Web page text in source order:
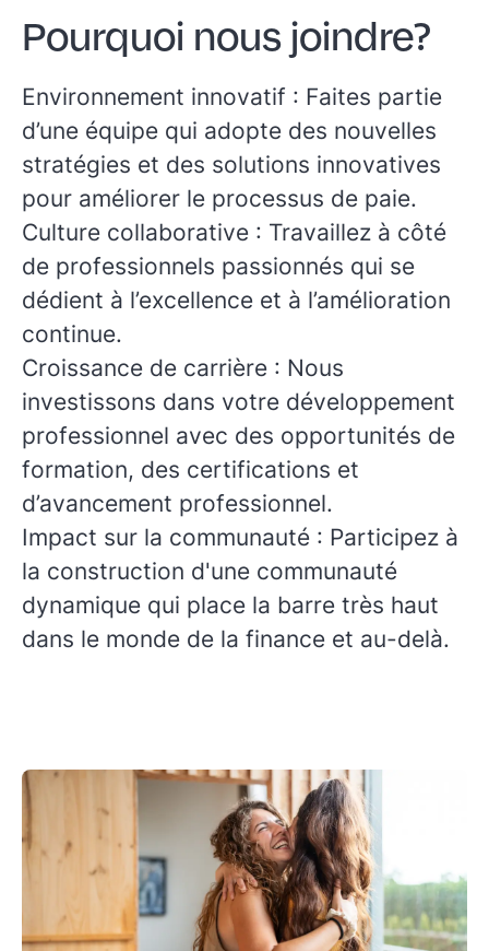
Pourquoi nous joindre?
Environnement innovatif : Faites partie
d’une équipe qui adopte des nouvelles
stratégies et des solutions innovatives
pour améliorer le processus de paie.
Culture collaborative : Travaillez à côté
de professionnels passionnés qui se
dédient à l’excellence et à l’amélioration
continue.
Croissance de carrière : Nous
investissons dans votre développement
professionnel avec des opportunités de
formation, des certifications et
d’avancement professionnel.
Impact sur la communauté : Participez à
la construction d'une communauté
dynamique qui place la barre très haut
dans le monde de la finance et au-delà.